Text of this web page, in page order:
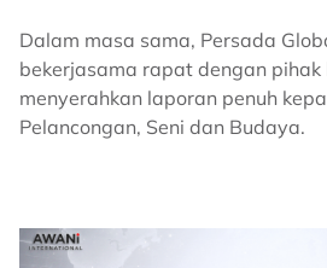
Dalam masa sama, Persada
bekerjasama rapat dengan
menyerahkan laporan penuh
Pelancongan, Seni dan Budaya.